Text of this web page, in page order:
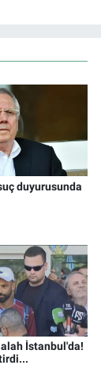
duyurusunda
İstanbul'da!